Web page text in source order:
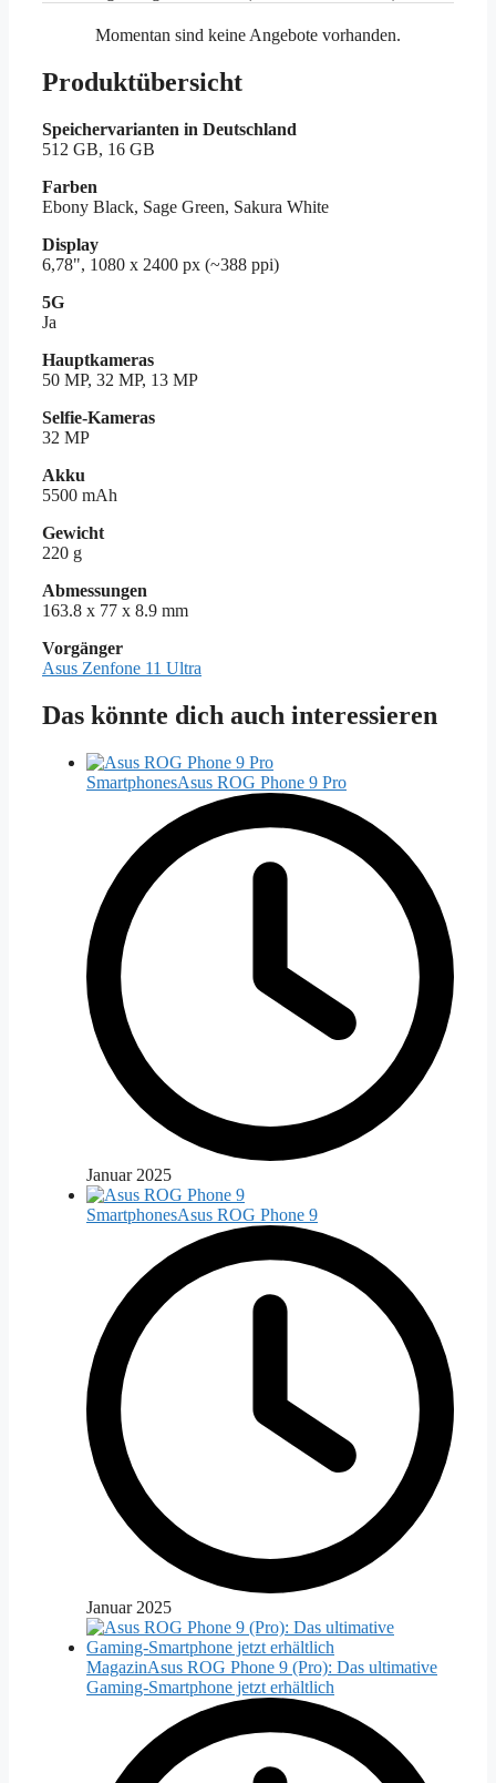
Momentan sind keine Angebote vorhanden.
Produktübersicht
Speichervarianten in Deutschland
512 GB, 16 GB
Farben
Ebony Black, Sage Green, Sakura White
Display
6,78", 1080 x 2400 px (~388 ppi)
5G
Ja
Hauptkameras
50 MP, 32 MP, 13 MP
Selfie-Kameras
32 MP
Akku
5500 mAh
Gewicht
220 g
Abmessungen
163.8 x 77 x 8.9 mm
Vorgänger
Asus Zenfone 11 Ultra
Das könnte dich auch interessieren
SmartphonesAsus ROG Phone 9 Pro
Januar 2025
SmartphonesAsus ROG Phone 9
Januar 2025
MagazinAsus ROG Phone 9 (Pro): Das ultimative
Gaming-Smartphone jetzt erhältlich